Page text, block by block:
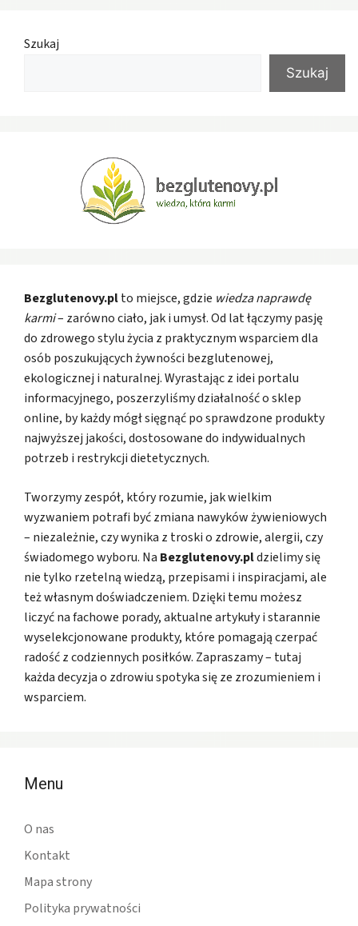
Szukaj
Szukaj
Bezglutenovy.plto miejsce, gdzie wiedza naprawdę
karmi– zarówno ciało, jak i umysł. Od lat łączymy pasję
do zdrowego stylu życia z praktycznym wsparciem dla
osób poszukujących żywności bezglutenowej,
ekologicznej i naturalnej. Wyrastając z idei portalu
informacyjnego, poszerzyliśmy działalność o sklep
online, by każdy mógł sięgnąć po sprawdzone produkty
najwyższej jakości, dostosowane do indywidualnych
potrzeb i restrykcji dietetycznych.
Tworzymy zespół, który rozumie, jak wielkim
wyzwaniem potrafi być zmiana nawyków żywieniowych
– niezależnie, czy wynika z troski o zdrowie, alergii, czy
świadomego wyboru. Na Bezglutenovy.pldzielimy się
nie tylko rzetelną wiedzą, przepisami i inspiracjami, ale
też własnym doświadczeniem. Dzięki temu możesz
liczyć na fachowe porady, aktualne artykuły i starannie
wyselekcjonowane produkty, które pomagają czerpać
radość z codziennych posiłków. Zapraszamy – tutaj
każda decyzja o zdrowiu spotyka się ze zrozumieniem i
wsparciem.
Menu
O nas
Kontakt
Mapa strony
Polityka prywatności